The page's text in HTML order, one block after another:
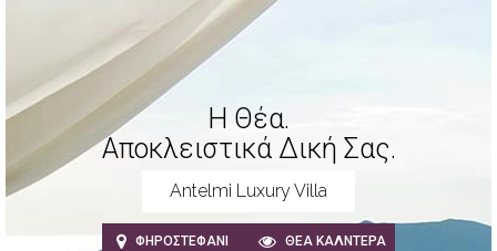
Η Θέα.
Αποκλειστικά Δική Σας.
Antelmi Luxury Villa
ΦΗΡΟΣΤΕΦΆΝΙ ΘΈΑ ΚΑΛΝΤΈΡΑ